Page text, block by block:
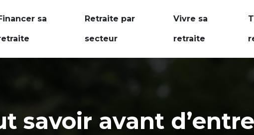
sa Retraite par
secteur
Vivre sa
retraite
savoir avant